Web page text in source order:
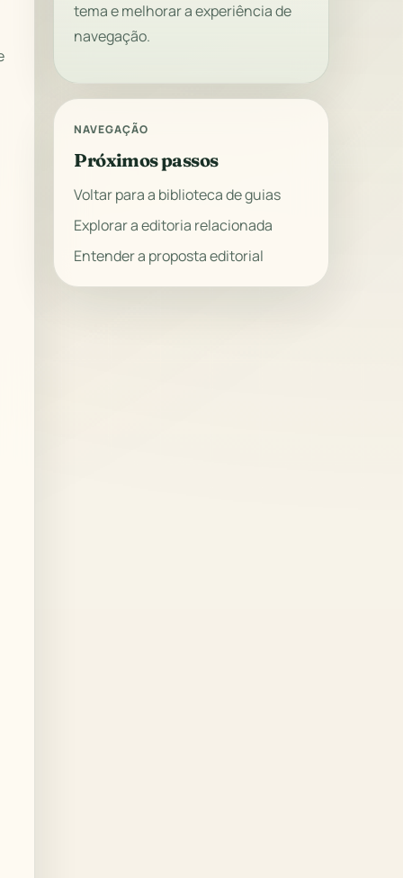
tema e melhorar a experiência de
navegação.
NAVEGAÇÃO
Próximos passos
Voltar para a biblioteca de guias
Explorar a editoria relacionada
Entender a proposta editorial